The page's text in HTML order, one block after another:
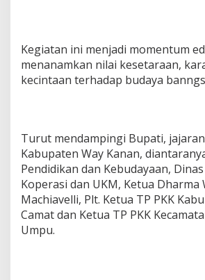
a
n
a
a
t
i
A
y
u
A
Kegiatan ini menjadi momentum
menanamkan nilai kesetaraan,
kecintaan terhadap budaya
Turut mendampingi Bupati,
Kabupaten Way Kanan,
Pendidikan dan Kebudayaan, Dinas
Koperasi dan UKM, Ketua Dharma
Machiavelli, Plt. Ketua TP PKK
Camat dan Ketua TP PKK
Umpu.